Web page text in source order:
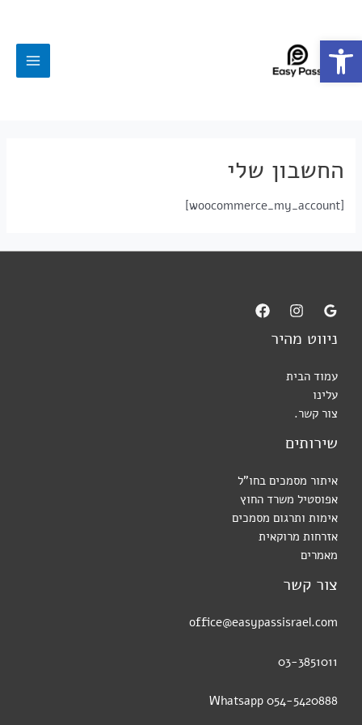
החשבון שלי
[woocommerce_my_account]
ניווט מהיר
עמוד הבית
עלינו
צור קשר.
שירותים
איתור מסמכים בחו"ל
אפוסטיל משרד החוץ
אימות ותרגום מסמכים
אזרחות מרוקאית
מאמרים
צור קשר
office@easypassisrael.com
03-3851011
054-5420888 Whatsapp
פתח סרגל נגישות